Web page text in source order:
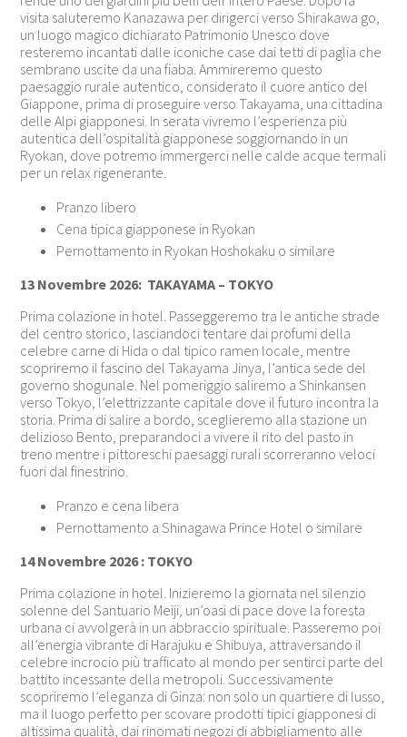
visita saluteremo Kanazawa per dirigerci verso Shirakawa go,
un luogo magico dichiarato Patrimonio Unesco dove
resteremo incantati dalle iconiche case dai tetti di paglia che
sembrano uscite da una fiaba. Ammireremo questo
paesaggio rurale autentico, considerato il cuore antico del
Giappone, prima di proseguire verso Takayama, una cittadina
delle Alpi giapponesi. In serata vivremo l’esperienza più
autentica dell’ospitalità giapponese soggiornando in un
Ryokan, dove potremo immergerci nelle calde acque termali
per un relax rigenerante.
Pranzo libero
Cena tipica giapponese in Ryokan
Pernottamento in Ryokan Hoshokaku o similare
13 Novembre 2026: TAKAYAMA – TOKYO
Prima colazione in hotel. Passeggeremo tra le antiche strade
del centro storico, lasciandoci tentare dai profumi della
celebre carne di Hida o dal tipico ramen locale, mentre
scopriremo il fascino del Takayama Jinya, l’antica sede del
governo shogunale. Nel pomeriggio saliremo a Shinkansen
verso Tokyo, l’elettrizzante capitale dove il futuro incontra la
storia. Prima di salire a bordo, sceglieremo alla stazione un
delizioso Bento, preparandoci a vivere il rito del pasto in
treno mentre i pittoreschi paesaggi rurali scorreranno veloci
fuori dal finestrino.
Pranzo e cena libera
Pernottamento aShinagawa Prince Hotel o similare
14 Novembre 2026 : TOKYO
Prima colazione in hotel. Inizieremo la giornata nel silenzio
solenne del Santuario Meiji, un’oasi di pace dove la foresta
urbana ci avvolgerà in un abbraccio spirituale. Passeremo poi
all’energia vibrante di Harajuku e Shibuya, attraversando il
celebre incrocio più trafficato al mondo per sentirci parte del
battito incessante della metropoli. Successivamente
scopriremo l’eleganza di Ginza: non solo un quartiere di lusso,
ma il luogo perfetto per scovare prodotti tipici giapponesi di
altissima qualità, dai rinomati negozi di abbigliamento alle